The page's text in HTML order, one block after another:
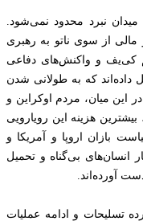
نبرد محدود نمی‌شود.
مالی از سوی ناتو به رهبری
کی‌یف و واکنش‌های دفاعی
که به طولانی شدن
این میان، مردم اوکراین و
هزینه این رویارویی
بازان اروپا و آمریکا و
انسان‌های بی‌گناه و تحمیل
آورده‌اند.
تسلیحات و ادامه عملیات